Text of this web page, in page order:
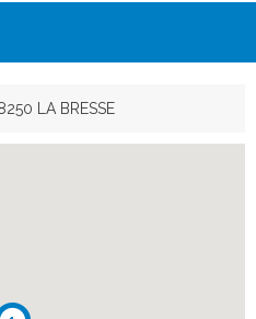
LA BRESSE